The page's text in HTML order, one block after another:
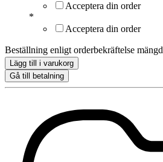
Acceptera din order
*
Acceptera din order
Beställning enligt orderbekräftelse mängd
Lägg till i varukorg
Gå till betalning